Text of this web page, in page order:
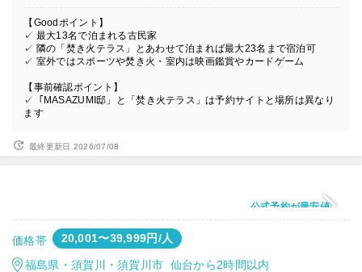
【Goodポイント】
✓ 最大13名で泊まれる古民家
✓ 隣の「焚き火テラス」とあわせて泊まれば最大23名まで宿泊可
✓ 室外ではスポーツや焚き火・室内は映画鑑賞やカードゲーム
【事前確認ポイント】
✓「MASAZUMI邸」と「焚き火テラス」は予約サイトと場所は異なり
ます
最終更新日 2026/07/08
公式予約が最安値
価格帯 20,001〜39,999円/人
福島県・須賀川・須賀川市 仙台から2時間以内